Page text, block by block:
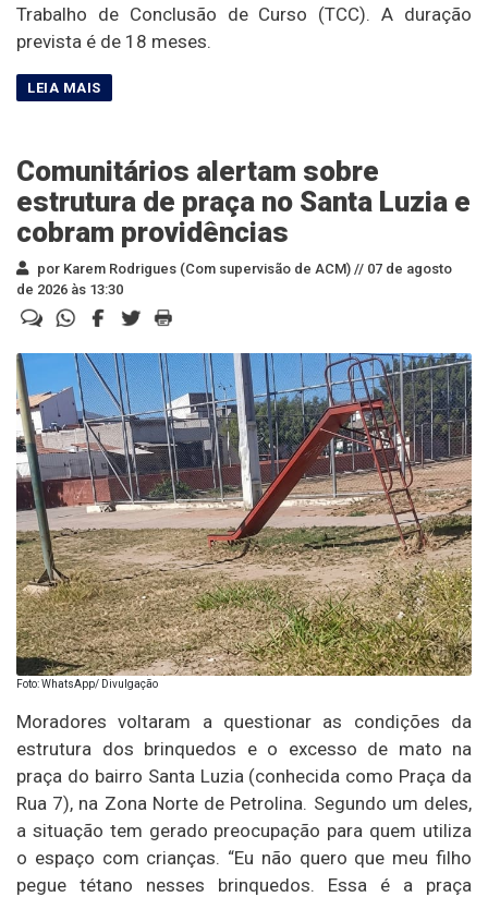
Trabalho de Conclusão de Curso (TCC). A duração
prevista é de 18 meses.
Comunitários alertam sobre
estrutura de praça no Santa Luzia e
cobram providências
por Karem Rodrigues (Com supervisão de ACM) // 07 de agosto
de 2026 às 13:30
Foto: WhatsApp/ Divulgação
Moradores voltaram a questionar as condições da
estrutura dos brinquedos e o excesso de mato na
praça do bairro Santa Luzia (conhecida como Praça da
Rua 7), na Zona Norte de Petrolina. Segundo um deles,
a situação tem gerado preocupação para quem utiliza
o espaço com crianças. “Eu não quero que meu filho
pegue tétano nesses brinquedos. Essa é a praça